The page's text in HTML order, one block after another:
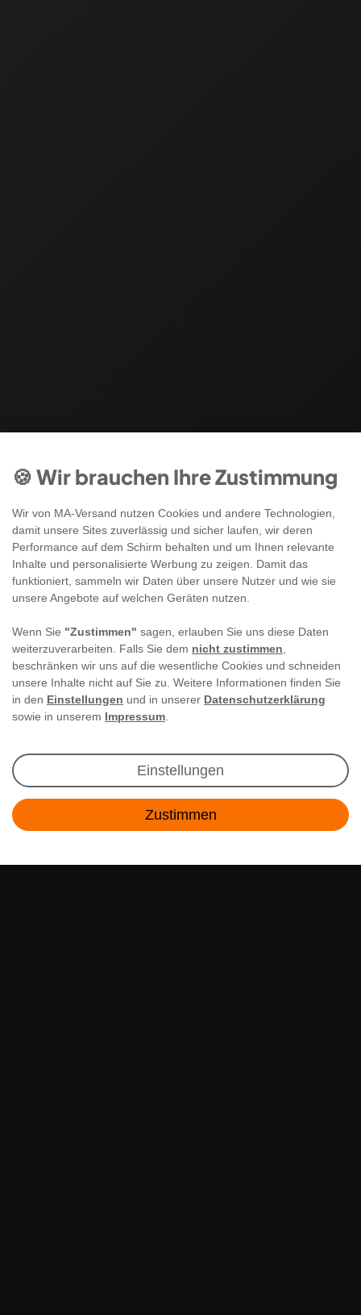
🍪 Wir brauchen Ihre Zustimmung
Wir von MA-Versand nutzen Cookies und andere Technologien,
damit unsere Sites zuverlässig und sicher laufen, wir deren
Performance auf dem Schirm behalten und um Ihnen relevante
Inhalte und personalisierte Werbung zu zeigen. Damit das
funktioniert, sammeln wir Daten über unsere Nutzer und wie sie
unsere Angebote auf welchen Geräten nutzen.
Wenn Sie "Zustimmen" sagen, erlauben Sie uns diese Daten
weiterzuverarbeiten. Falls Sie dem nicht zustimmen
beschränken wir uns auf die wesentliche Cookies und schneiden
unsere Inhalte nicht auf Sie zu. Weitere Informationen finden Sie
in den Einstellungen und in unserer Datenschutzerklärung
sowie in unserem Impressum
Einstellungen
Zustimmen
Newsletter Anmeldung
Angebote & Rabatte per E-Mail erhalten - Geld
sparen war noch nie so einfach!